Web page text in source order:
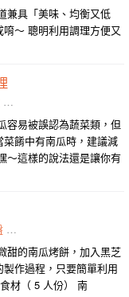
兼具「美味、均衡又低
～ 聰明利用調理方便又
便當
容易被誤認為蔬菜類，但
餚中有南瓜時，建議減
～這樣的說法還是讓你有
立體狀
甜的南瓜烤餅，加入黑芝
作過程，只要簡單利用
材（ 5 人份） 南